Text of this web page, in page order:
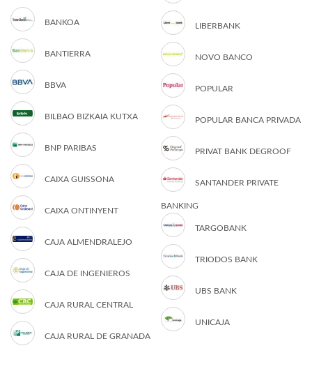
BANKOA
BANTIERRA
BBVA
BILBAO BIZKAIA KUTXA
BNP PARIBAS
CAIXA GUISSONA
CAIXA ONTINYENT
CAJA ALMENDRALEJO
CAJA DE INGENIEROS
CAJA RURAL CENTRAL
CAJA RURAL DE GRANADA
LIBERBANK
NOVO BANCO
POPULAR
POPULAR BANCA PRIVADA
PRIVAT BANK DEGROOF
SANTANDER PRIVATE
BANKING
TARGOBANK
TRIODOS BANK
UBS BANK
UNICAJA